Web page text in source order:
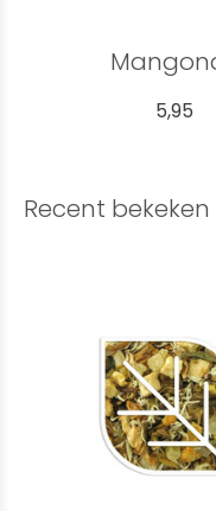
5,95
Recent bekeken